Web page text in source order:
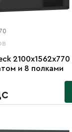
и 8 полками